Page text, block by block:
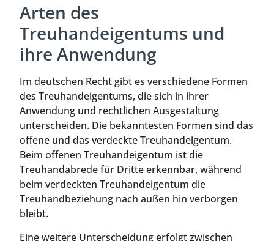
Arten des
Treuhandeigentums und
ihre Anwendung
Im deutschen Recht gibt es verschiedene Formen
des Treuhandeigentums, die sich in ihrer
Anwendung und rechtlichen Ausgestaltung
unterscheiden. Die bekanntesten Formen sind das
offene und das verdeckte Treuhandeigentum.
Beim offenen Treuhandeigentum ist die
Treuhandabrede für Dritte erkennbar, während
beim verdeckten Treuhandeigentum die
Treuhandbeziehung nach außen hin verborgen
bleibt.
Eine weitere Unterscheidung erfolgt zwischen